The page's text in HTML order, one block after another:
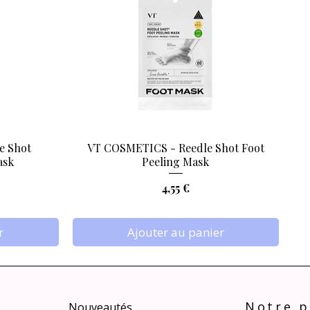
Shot
Aperçu rapide
VT COSMETICS - Reedle Shot Foot
Peeling Mask
Prix
4,55 €
Ajouter au panier